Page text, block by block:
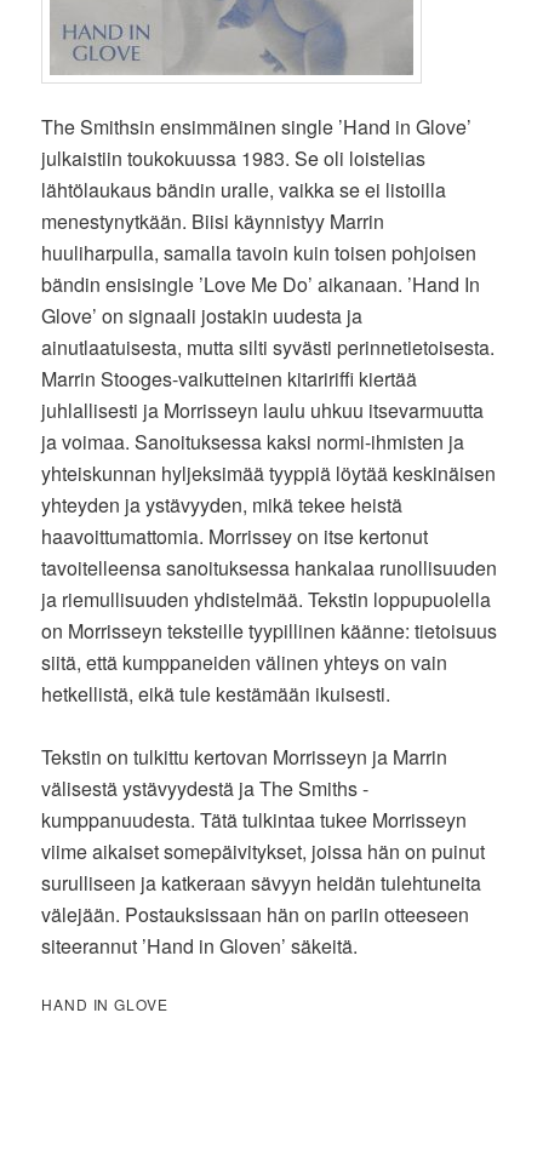
The Smithsin ensimmäinen single ’Hand in Glove’
julkaistiin toukokuussa 1983. Se oli loistelias
lähtölaukaus bändin uralle, vaikka se ei listoilla
menestynytkään. Biisi käynnistyy Marrin
huuliharpulla, samalla tavoin kuin toisen pohjoisen
bändin ensisingle ’Love Me Do’ aikanaan. ’Hand In
Glove’ on signaali jostakin uudesta ja
ainutlaatuisesta, mutta silti syvästi perinnetietoisesta.
Marrin Stooges-vaikutteinen kitaririffi kiertää
juhlallisesti ja Morrisseyn laulu uhkuu itsevarmuutta
ja voimaa. Sanoituksessa kaksi normi-ihmisten ja
yhteiskunnan hyljeksimää tyyppiä löytää keskinäisen
yhteyden ja ystävyyden, mikä tekee heistä
haavoittumattomia. Morrissey on itse kertonut
tavoitelleensa sanoituksessa hankalaa runollisuuden
ja riemullisuuden yhdistelmää. Tekstin loppupuolella
on Morrisseyn teksteille tyypillinen käänne: tietoisuus
siitä, että kumppaneiden välinen yhteys on vain
hetkellistä, eikä tule kestämään ikuisesti.
Tekstin on tulkittu kertovan Morrisseyn ja Marrin
välisestä ystävyydestä ja The Smiths -
kumppanuudesta. Tätä tulkintaa tukee Morrisseyn
viime aikaiset somepäivitykset, joissa hän on puinut
surulliseen ja katkeraan sävyyn heidän tulehtuneita
välejään. Postauksissaan hän on pariin otteeseen
siteerannut ’Hand in Gloven’ säkeitä.
HAND IN GLOVE